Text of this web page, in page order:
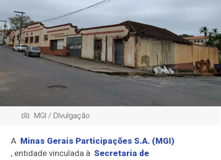
MGI / DIvulgação
A Minas Gerais Participações S.A. (MGI)
, entidade vinculada àSecretaria de